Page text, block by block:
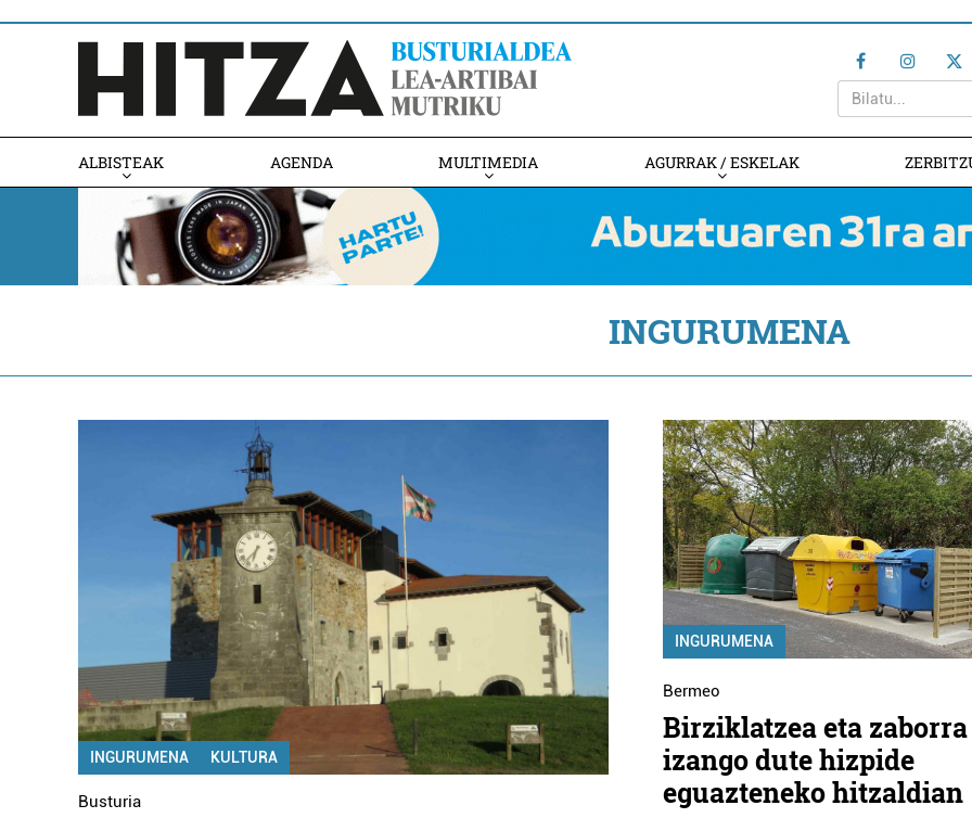
ALBISTEAK AGENDA MULTIMEDIA AGURRAK / ESKELAK
INGURUMENA
INGURUMENA KULTURA
Busturia
INGURUMENA
Bermeo
Birziklatzea eta zaborra
izango dute hizpide
eguazteneko hitzaldian